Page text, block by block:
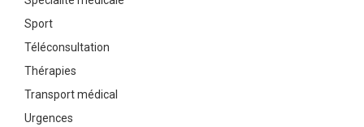
Sport
Téléconsultation
Thérapies
Transport médical
Urgences